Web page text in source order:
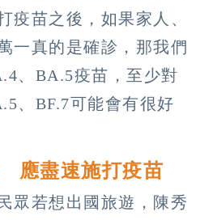
疫苗之後，如果家人、
一真的是確診，那我們
、BA.5疫苗，至少對
、BF.7可能會有很好
應盡速施打疫苗
眾若想出國旅遊，陳秀